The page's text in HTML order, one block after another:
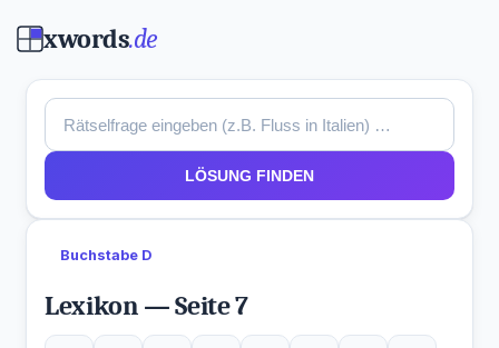
xwords.de
LÖSUNG FINDEN
Buchstabe D
Lexikon — Seite 7